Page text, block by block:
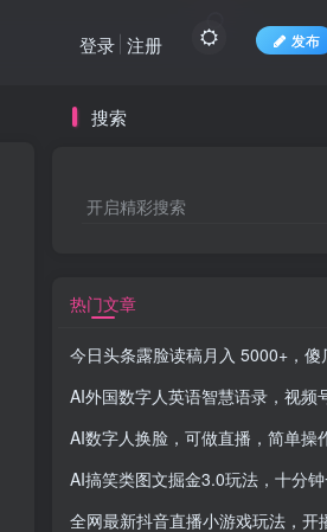
发布
登录 注册
搜索
开启精彩搜索
热门文章